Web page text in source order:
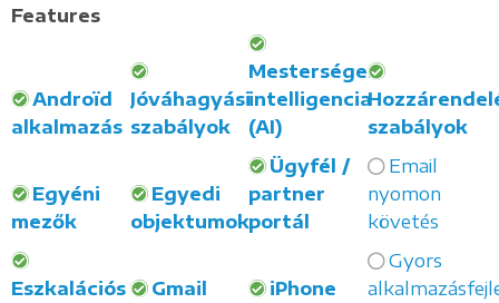
Features
Androïd
alkalmazás
Jóváhagyási
szabályok
Mesterséges
intelligencia
(AI)
szabályok
Egyéni
mezők
Egyedi
objektumok
Ügyfél /
partner
portál
Email
nyomon
követés
Eszkalációs
Gmail
iPhone
Gyors